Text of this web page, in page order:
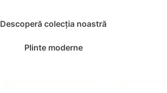
Descoperă colecția noastră
Plinte moderne